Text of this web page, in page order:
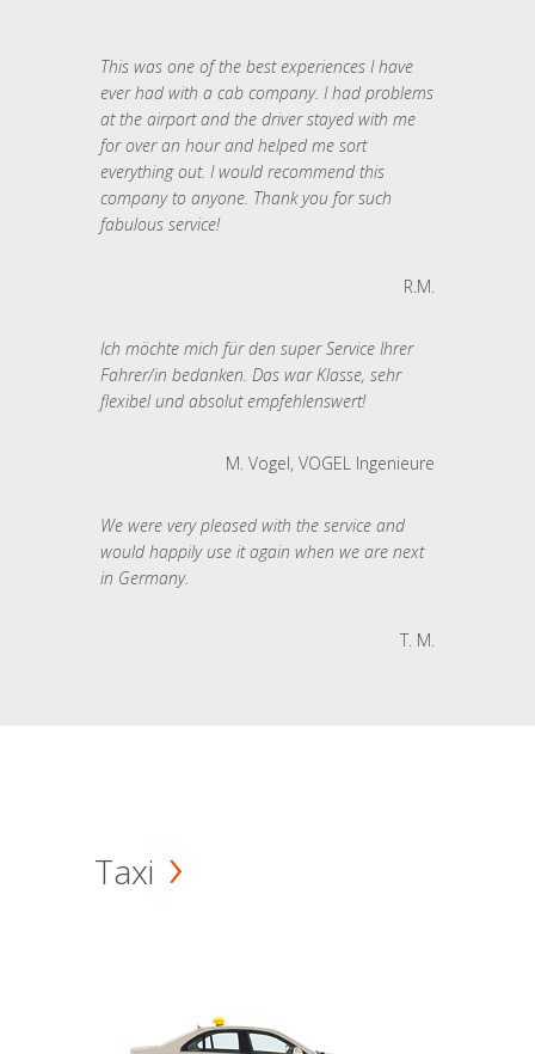
This was one of the best experiences I have
ever had with a cab company. I had problems
at the airport and the driver stayed with me
for over an hour and helped me sort
everything out. I would recommend this
company to anyone. Thank you for such
fabulous service!
R.M.
Ich möchte mich für den super Service Ihrer
Fahrer/in bedanken. Das war Klasse, sehr
flexibel und absolut empfehlenswert!
M. Vogel, VOGEL Ingenieure
We were very pleased with the service and
would happily use it again when we are next
in Germany.
T. M.
Taxi